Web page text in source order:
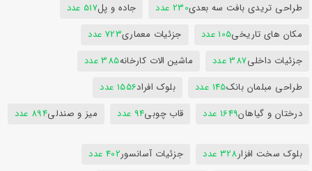
طراحی تریدی بافت سه بعدی230 عدد جاده و پل517 عدد
مکان های تاریخی105 عدد جزئیات معماری723 عدد
جزئیات داخلی387 عدد ماشین الات کارخانه385 عدد
طراحی مبلمان بانک145 عدد بلوک افراد1556 عدد
درختان و گیاهان1649 عدد قاب چوبی94 عدد میز و صندلی894 عدد
بلوک سخت افزار328 عدد جزئیات آسانسور402 عدد